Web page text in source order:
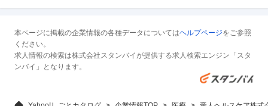
本ページに掲載の企業情報の各種データについてはヘルプページをご参照
ください。
求人情報の検索は株式会社スタンバイが提供する求人検索エンジン「スタ
ンバイ」となります。